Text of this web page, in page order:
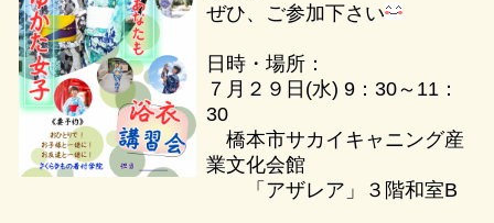
ぜひ、ご参加下さい
日時・場所：
７月２９日(水) 9：30～11：
30
橋本市サカイキャニング産
業文化会館
「アザレア」３階和室B